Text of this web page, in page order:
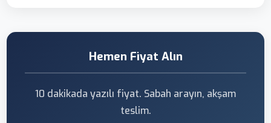
Hemen Fiyat Alın
10 dakikada yazılı fiyat. Sabah arayın, akşam
teslim.